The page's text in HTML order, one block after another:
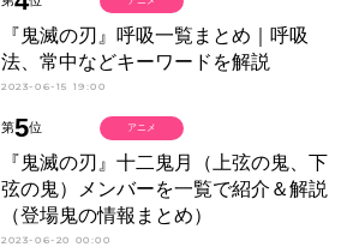
『鬼滅の刃』呼吸一覧まとめ｜呼吸
法、常中などキーワードを解説
2023-06-15 19:00
第5位
『鬼滅の刃』十二鬼月（上弦の鬼、下
弦の鬼）メンバーを一覧で紹介＆解説
（登場鬼の情報まとめ）
2023-06-20 00:00
アニメ